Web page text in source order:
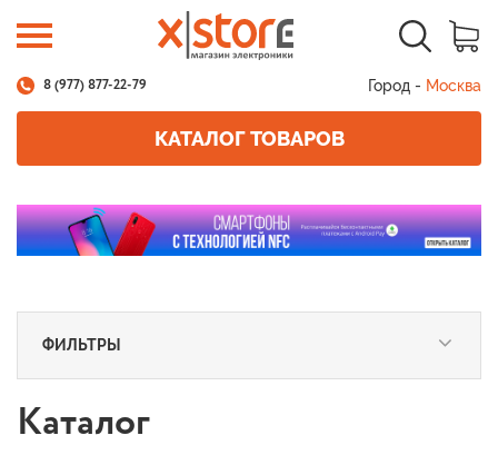
8 (977) 877-22-79 Город - Москва
КАТАЛОГ ТОВАРОВ
ФИЛЬТРЫ
Каталог